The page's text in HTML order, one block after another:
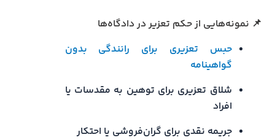
📌 نمونه‌هایی از حکم تعزیر در دادگاه‌ها
حبس تعزیری برای رانندگی بدون
گواهینامه
شلاق تعزیری برای توهین به مقدسات یا
افراد
جریمه نقدی برای گران‌فروشی یا احتکار